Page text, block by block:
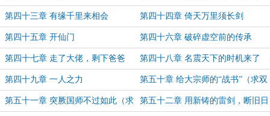
第四十三章 有缘千里来相会 第四十四章 倚天万里须长剑
第四十五章 开仙门 第四十六章 破碎虚空前的传承
第四十七章 走了大佬，剩下爸爸 第四十八章 名震天下的时机来了
第四十九章 一人之力 第五十章 给大宗师的“战书”（求双
倍月票！）
第五十一章 突厥国师不过如此（求 第五十二章 用新铸的雷剑，断旧日